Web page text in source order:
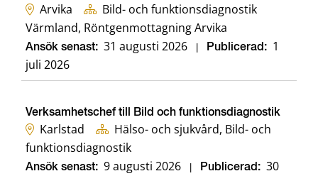
Arvika
Bild- och funktionsdiagnostik
Värmland, Röntgenmottagning Arvika
Ansök senast: 31 augusti 2026 Publicerad: 1
juli 2026
Verksamhetschef till Bild och funktionsdiagnostik
Karlstad
Hälso- och sjukvård, Bild- och
funktionsdiagnostik
Ansök senast: 9 augusti 2026 Publicerad: 30